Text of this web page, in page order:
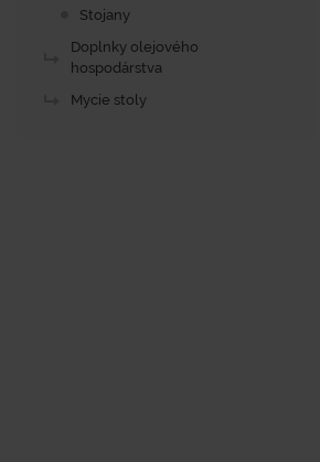
Stojany
Doplnky olejového
hospodárstva
Mycie stoly